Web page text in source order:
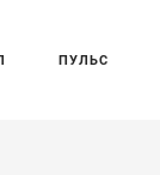
ПУЛЬС